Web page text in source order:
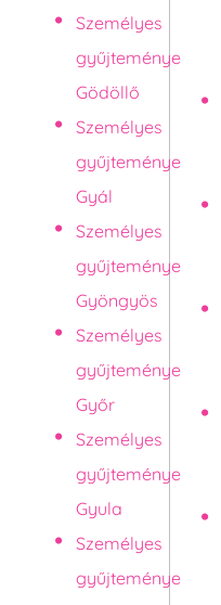
Személyes
gyűjteménye
Gödöllő
Személyes
gyűjteménye
Gyál
Személyes
gyűjteménye
Gyöngyös
Személyes
gyűjteménye
Győr
Személyes
gyűjteménye
Gyula
Személyes
gyűjteménye